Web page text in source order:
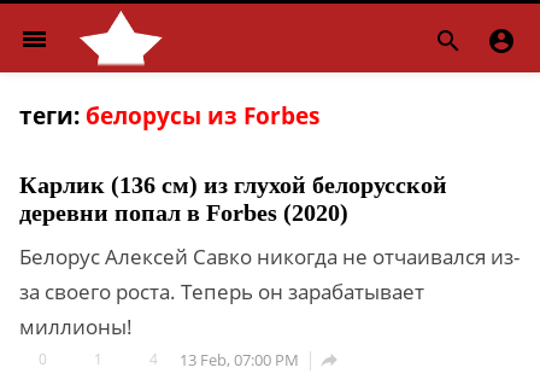
menu  
теги: белорусы из Forbes
Карлик (136 см) из глухой белорусской
деревни попал в Forbes (2020)
Белорус Алексей Савко никогда не отчаивался из-
за своего роста. Теперь он зарабатывает
миллионы!
0 1 4 13 Feb, 07:00 PM 